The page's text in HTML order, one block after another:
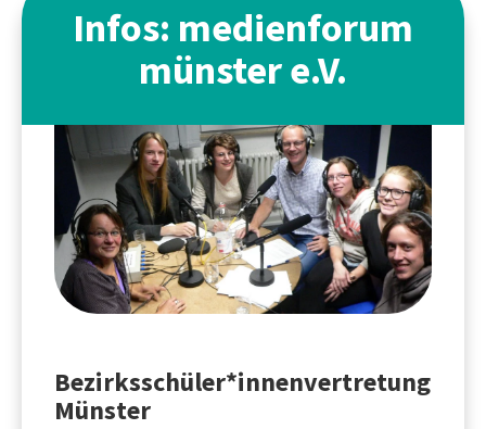
Infos: medienforum
münster e.V.
Bezirksschüler*innenvertretung
Münster